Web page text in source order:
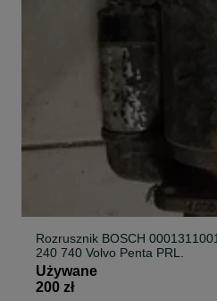
Rozrusznik BOSCH
240 740 Volvo Penta PRL.
Używane
200 zł